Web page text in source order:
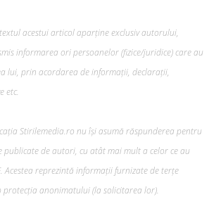
acestui articol aparține exclusiv autorului,
informarea ori persoanelor (fizice/juridice) care au
lui, prin acordarea de informații, declarații,
etc.
Stirilemedia.ro nu își asumă răspunderea pentru
de autori, cu atât mai mult a celor ce au
Acestea reprezintă informații furnizate de terțe
protecția anonimatului (la solicitarea lor).